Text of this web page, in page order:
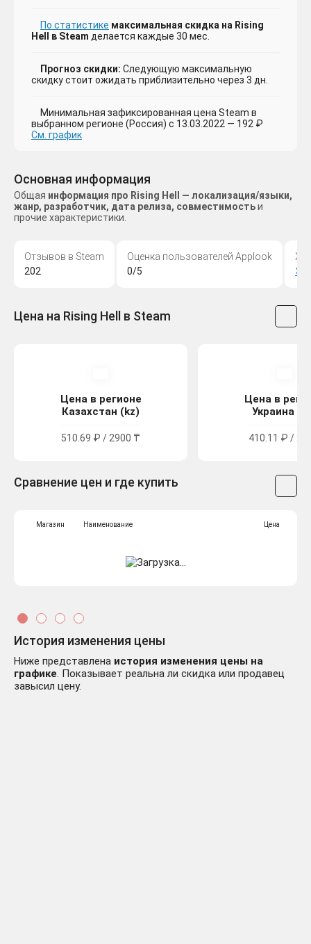
По статистике максимальная скидка на Rising
Hell в Steam делается каждые 30 мес.
Прогноз скидки: Следующую максимальную
скидку стоит ожидать приблизительно через 3 дн.
Минимальная зафиксированная цена Steam в
выбранном регионе (Россия) с 13.03.2022 — 192 ₽
См. график
Основная информация
Общая информация про Rising Hell — локализация/языки,
жанр, разработчик, дата релиза, совместимостьи
прочие характеристики.
Отзывов в Steam
202
Оценка пользователей Applook
0/5
Цена на Rising Hell в Steam
Цена в регионе
Казахстан (kz)
510.69 ₽ / 2900 ₸
Цена в
Украина
410.11 ₽ /
Сравнение цен и где купить
Магазин Наименование Цена
История изменения цены
Ниже представлена история изменения цены на
графике. Показывает реальна ли скидка или продавец
завысил цену.